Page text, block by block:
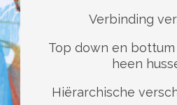
Verbinding
Top down en
heen
Hiërarchische